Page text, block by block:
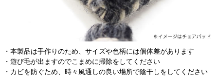
・本製品は手作りのため、サイズや色柄には個体差があります
・遊び毛が出ますのでこまめに掃除をしてください
・カビを防ぐため、時々風通しの良い場所で陰干しをしてください